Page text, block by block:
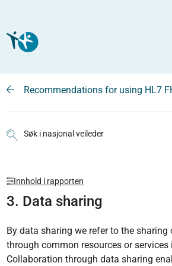
Recommendations for using HL7
Søk i nasjonal veileder
Innhold i rapporten
3. Data sharing
By data sharing we refer to the
through common resources or services
Collaboration through data sharing